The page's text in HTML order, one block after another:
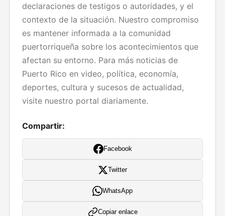
declaraciones de testigos o autoridades, y el
contexto de la situación. Nuestro compromiso
es mantener informada a la comunidad
puertorriqueña sobre los acontecimientos que
afectan su entorno. Para más noticias de
Puerto Rico en video, política, economía,
deportes, cultura y sucesos de actualidad,
visite nuestro portal diariamente.
Compartir:
Facebook
Twitter
WhatsApp
Copiar enlace